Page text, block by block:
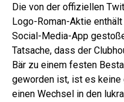
Die von der offiziellen
Logo-Roman-Aktie
Social-Media-App
Tatsache, dass der
Bär zu einem festen
geworden ist, ist es keine
einen Wechsel in den